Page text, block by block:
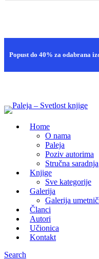
Popust do 40% za odabrana
Home
O nama
Paleja
Poziv autorima
Stručna saradnja
Knjige
Sve kategorije
Galerija
Galerija
Članci
Autori
Učionica
Kontakt
Search